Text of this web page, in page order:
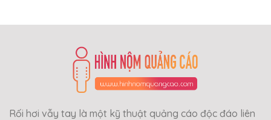
Rối hơi vẫy tay là một kỹ thuật quảng cáo độc đáo liên